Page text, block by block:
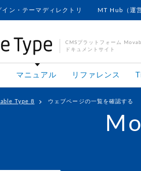
イン・テーマディレクトリ MT Hub（運
CMSプラットフォーム
ドキュメントサイト
マニュアル リファレンス
Type 8 ウェブページの一覧を確認する